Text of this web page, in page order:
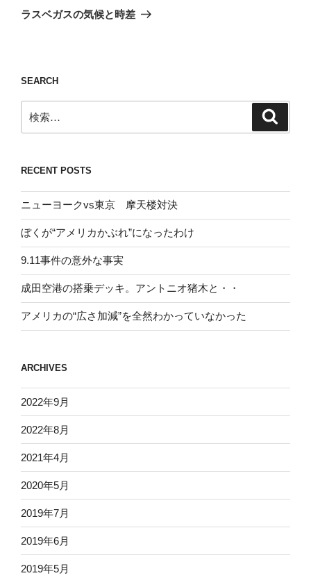
ゲ
ン
の
ラスベガスの気候と時差
SEARCH
索:
RECENT POSTS
ニューヨークvs東京 摩天楼対決
ぼくが“アメリカかぶれ”になったわけ
9.11事件の意外な事実
成田空港の搭乗デッキ。アントニオ猪木と・・
アメリカの“広さ加減”を全然わかっていなかった
ARCHIVES
2022年9月
2022年8月
2021年4月
2020年5月
2019年7月
2019年6月
2019年5月